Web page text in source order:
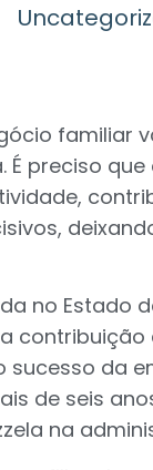
familiar
preciso
no Estado
da
de seis
na